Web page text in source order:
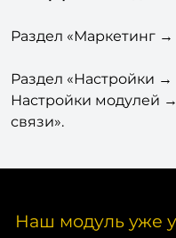
Раздел «Настройки
Настройки модулей